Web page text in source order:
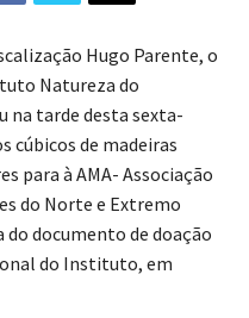
Hugo Parente, o
Natureza do
na tarde desta sexta-
cúbicos de madeiras
para à AMA- Associação
do Norte e Extremo
documento de doação
do Instituto, em